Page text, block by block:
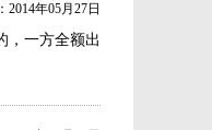
2014年05月27日
，一方全额出